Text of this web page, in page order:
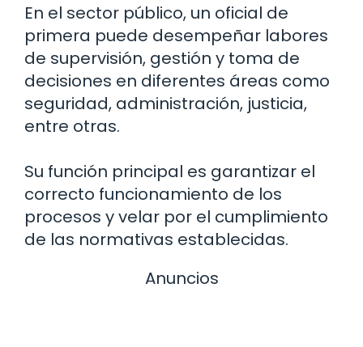
En el sector público, un oficial de
primera puede desempeñar labores
de supervisión, gestión y toma de
decisiones en diferentes áreas como
seguridad, administración, justicia,
entre otras.
Su función principal es garantizar el
correcto funcionamiento de los
procesos y velar por el cumplimiento
de las normativas establecidas.
Anuncios